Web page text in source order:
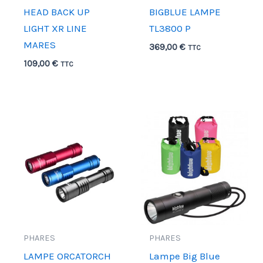
HEAD BACK UP
LIGHT XR LINE
MARES
109,00€ TTC
BIGBLUE LAMPE
TL3800 P
369,00€ TTC
PHARES
LAMPE ORCATORCH
PHARES
Lampe Big Blue